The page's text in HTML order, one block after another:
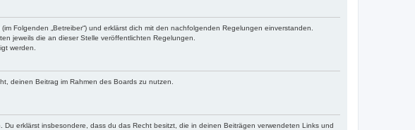
Folgenden „Betreiber“) und erklärst dich mit den nachfolgenden Regelungen einverstanden.
jeweils die an dieser Stelle veröffentlichten Regelungen.
werden.
deinen Beitrag im Rahmen des Boards zu nutzen.
erklärst insbesondere, dass du das Recht besitzt, die in deinen Beiträgen verwendeten Links und